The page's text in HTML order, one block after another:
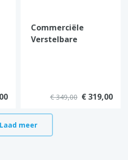
Commerciële
Verstelbare
€ 349,00 € 319,00
Laad meer